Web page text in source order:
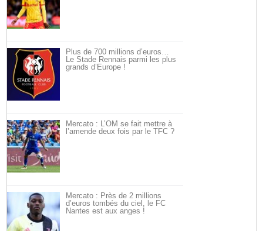
Plus de 700 millions d’euros…
Le Stade Rennais parmi les plus
grands d’Europe !
Mercato : L’OM se fait mettre à
l’amende deux fois par le TFC ?
Mercato : Près de 2 millions
d’euros tombés du ciel, le FC
Nantes est aux anges !